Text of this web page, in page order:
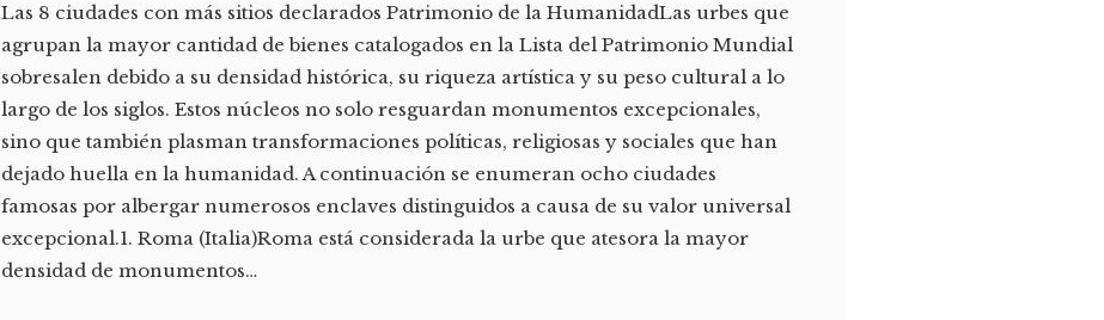
Las 8 ciudades con más sitios declarados Patrimonio de la HumanidadLas urbes que
agrupan la mayor cantidad de bienes catalogados en la Lista del Patrimonio Mundial
sobresalen debido a su densidad histórica, su riqueza artística y su peso cultural a lo
largo de los siglos. Estos núcleos no solo resguardan monumentos excepcionales,
sino que también plasman transformaciones políticas, religiosas y sociales que han
dejado huella en la humanidad. A continuación se enumeran ocho ciudades
famosas por albergar numerosos enclaves distinguidos a causa de su valor universal
excepcional.1. Roma (Italia)Roma está considerada la urbe que atesora la mayor
densidad de monumentos…